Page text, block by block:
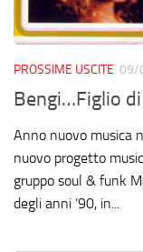
PROSSIME USCITE 09/
Bengi…Figlio
Anno nuovo musica
nuovo progetto
gruppo soul & funk
degli anni ’90, in...